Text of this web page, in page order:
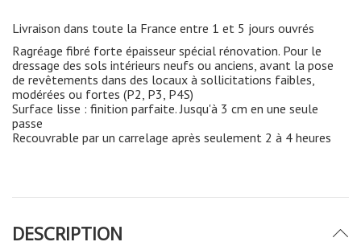
Livraison dans toute la France entre 1 et 5 jours ouvrés
Ragréage fibré forte épaisseur spécial rénovation. Pour le
dressage des sols intérieurs neufs ou anciens, avant la pose
de revêtements dans des locaux à sollicitations faibles,
modérées ou fortes (P2, P3, P4S)
Surface lisse : finition parfaite. Jusqu'à 3 cm en une seule
passe
Recouvrable par un carrelage après seulement 2 à 4 heures
DESCRIPTION